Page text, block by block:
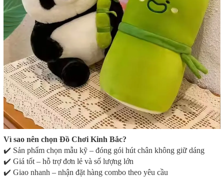
Vì sao nên chọn Đồ Chơi Kinh Bắc?
✔️ Sản phẩm chọn mẫu kỹ – đóng gói hút chân không giữ dáng
✔️ Giá tốt – hỗ trợ đơn lẻ và số lượng lớn
✔️ Giao nhanh – nhận đặt hàng combo theo yêu cầu